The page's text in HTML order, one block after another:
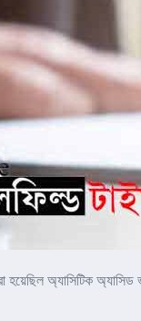
হয়েছিল অ্যাসিটিক